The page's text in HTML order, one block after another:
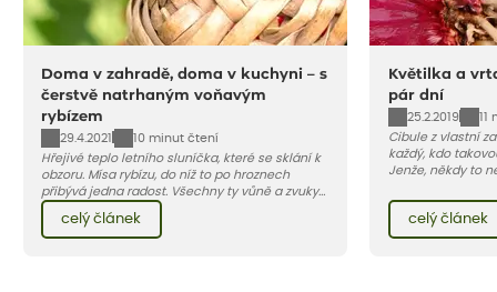
Doma v zahradě, doma v kuchyni – s
čerstvě natrhaným voňavým
rybízem
29.4.2021
10 minut čtení
Hřejivé teplo letního sluníčka, které se sklání k
obzoru. Mísa rybízu, do níž to po hroznech
přibývá jedna radost. Všechny ty vůně a zvuky
červencové zahrady. Sklizeň rybízu do kuchyně
vnese neuvěřitelný klid a radost. A taky trochu
bezstarostnosti dětství při mlsání babiččina
celý článek
Květilka a
pár dní
25.2.2019
11
Cibule z vlastní
každý, kdo
Jenže, někdy to
napadají larvy
květilky cibulové
celý článek